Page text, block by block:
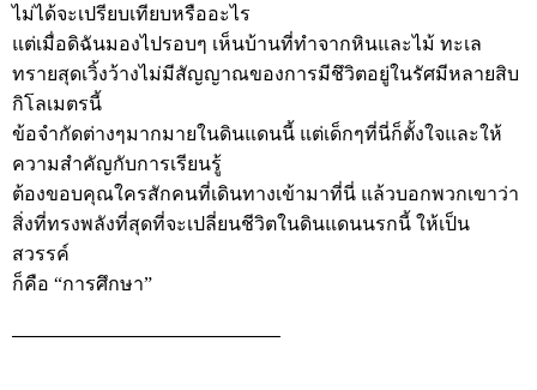
ไม่ได้จะเปรียบเทียบหรืออะไร
แต่เมื่อดิฉันมองไปรอบๆ เห็นบ้านที่ทำจากหินและไม้ ทะเล
ทรายสุดเวิ้งว้างไม่มีสัญญาณของการมีชึวิตอยู่ในรัศมีหลายสิบ
กิโลเมตรนี้
ข้อจำกัดต่างๆมากมายในดินแดนนี้ แต่เด็กๆที่นี่ก็ตั้งใจและให้
ความสำคัญกับการเรียนรู้
ต้องขอบคุณใครสักคนที่เดินทางเข้ามาที่นี่ แล้วบอกพวกเขาว่า
สิ่งที่ทรงพลังที่สุดที่จะเปลี่ยนชีวิตในดินแดนนรกนี้ ให้เป็น
สวรรค์
ก็คือ “การศึกษา”
——————————————